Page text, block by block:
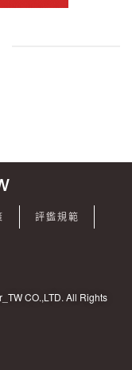
評鑑規範
CO.,LTD. All Rights